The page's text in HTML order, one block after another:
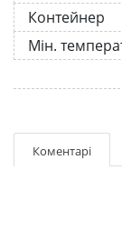
Контейнер
Мін.
Коментарі